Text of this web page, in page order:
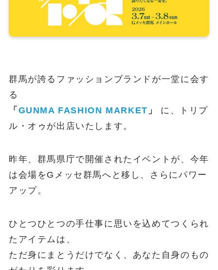
群馬が誇るファッションブランドが一堂に会す
る
「 GUNMA FASHION MARKET 」
に、トリプ
ル・オゥが出店いたします。
昨年、群馬県庁で開催されたイベントが、今年
は会場をGメッセ群馬へと移し、さらにパワー
アップ。
ひとつひとつの手仕事に思いを込めてつくられ
たアイテムは、
ただ身にまとうだけでなく、あなた自身のもの